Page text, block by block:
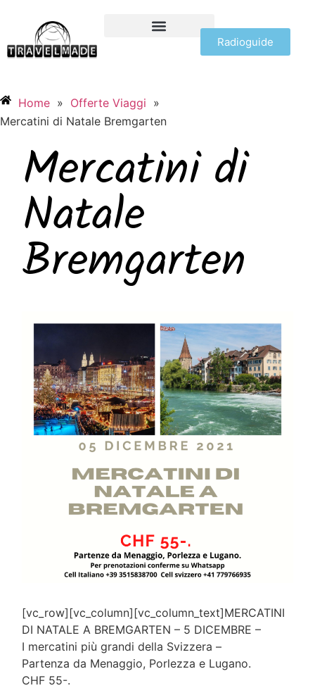
Radioguide
Home » Offerte Viaggi »
Mercatini di Natale Bremgarten
Mercatini di
Natale
Bremgarten
[vc_row][vc_column][vc_column_text]MERCATINI
DI NATALE A BREMGARTEN – 5 DICEMBRE –
I mercatini più grandi della Svizzera –
Partenza da Menaggio, Porlezza e Lugano.
CHF 55-.